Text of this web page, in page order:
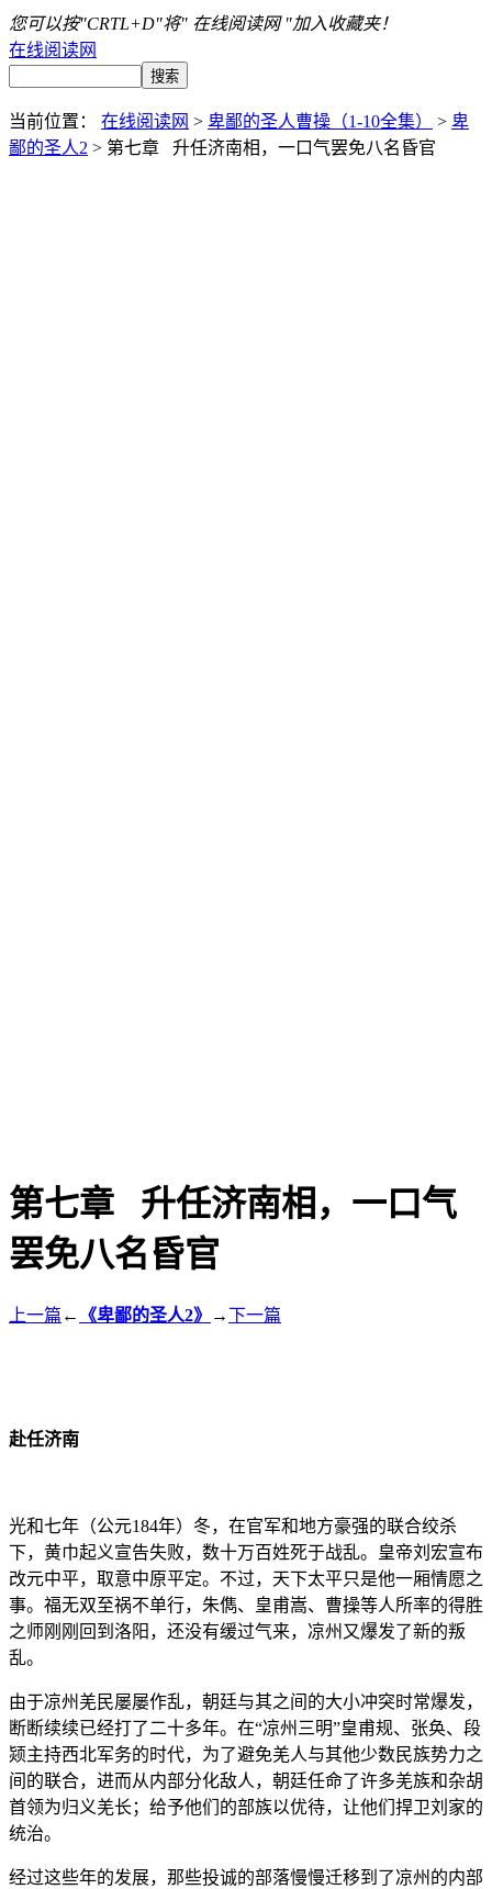
您可以按"CRTL+D"将" 在线阅读网 "加入收藏夹！
在线阅读网
当前位置： 在线阅读网 > 卑鄙的圣人曹操（1-10全集） > 卑
鄙的圣人2 > 第七章 升任济南相，一口气罢免八名昏官
第七章 升任济南相，一口气
罢免八名昏官
上一篇 ← 《卑鄙的圣人2》 →下一篇
赴任济南
光和七年（公元184年）冬，在官军和地方豪强的联合绞杀
下，黄巾起义宣告失败，数十万百姓死于战乱。皇帝刘宏宣布
改元中平，取意中原平定。不过，天下太平只是他一厢情愿之
事。福无双至祸不单行，朱儁、皇甫嵩、曹操等人所率的得胜
之师刚刚回到洛阳，还没有缓过气来，凉州又爆发了新的叛
乱。
由于凉州羌民屡屡作乱，朝廷与其之间的大小冲突时常爆发，
断断续续已经打了二十多年。在“凉州三明”皇甫规、张奂、段
颎主持西北军务的时代，为了避免羌人与其他少数民族势力之
间的联合，进而从内部分化敌人，朝廷任命了许多羌族和杂胡
首领为归义羌长；给予他们的部族以优待，让他们捍卫刘家的
统治。
经过这些年的发展，那些投诚的部落慢慢迁移到了凉州的内部